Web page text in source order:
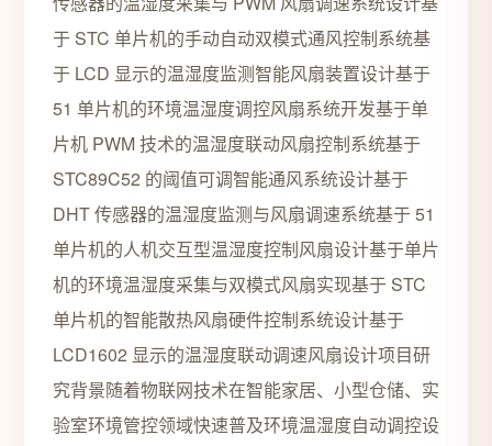
于 STC 单片机的手动自动双模式通风控制系统基
于 LCD 显示的温湿度监测智能风扇装置设计基于
51 单片机的环境温湿度调控风扇系统开发基于单
片机 PWM 技术的温湿度联动风扇控制系统基于
STC89C52 的阈值可调智能通风系统设计基于
DHT 传感器的温湿度监测与风扇调速系统基于 51
单片机的人机交互型温湿度控制风扇设计基于单片
机的环境温湿度采集与双模式风扇实现基于 STC
单片机的智能散热风扇硬件控制系统设计基于
LCD1602 显示的温湿度联动调速风扇设计项目研
究背景随着物联网技术在智能家居、小型仓储、实
验室环境管控领域快速普及环境温湿度自动调控设